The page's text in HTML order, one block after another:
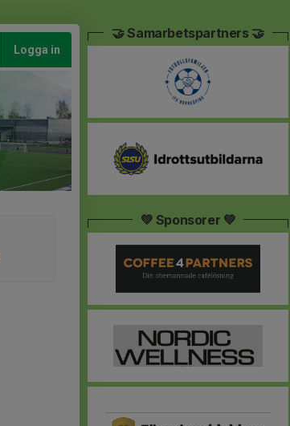
Logga in
🤝 Samarbetspartners 🤝
💚 Sponsorer 💚